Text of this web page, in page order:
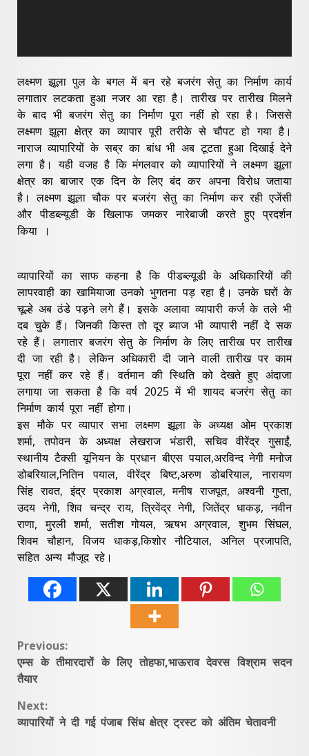
लक्ष्मण झूला पुल के बगल में बन रहे बजरंग सेतु का निर्माण कार्य
लगातार लटकता हुआ नजर आ रहा है। तारीख पर तारीख मिलने
के बाद भी बजरंग सेतु का निर्माण पूरा नहीं हो रहा है। जिससे
लक्ष्मण झूला क्षेत्र का व्यापार पूरी तरीके से चौपट हो गया है।
नाराज व्यापारियों के सब्र का बांध भी अब टूटता हुआ दिखाई देने
लगा है। यही वजह है कि मंगलवार को व्यापारियों ने लक्ष्मण झूला
क्षेत्र का बाजार एक दिन के लिए बंद कर अपना विरोध जताया
है। लक्ष्मण झूला चौक पर बजरंग सेतु का निर्माण कर रही एजेंसी
और पीडब्ल्यूडी के खिलाफ जमकर नारेबाजी करते हुए प्रदर्शन
किया ।
व्यापारियों का साफ कहना है कि पीडब्ल्यूडी के अधिकारियों की
लापरवाही का खामियाजा उनको भुगतना पड़ रहा है। उनके घरों के
चूल्हे अब ठंडे पड़ने लगे हैं। इसके अलावा व्यापारी कर्ज के तले भी
दब चुके हैं। जिनकी किस्त तो दूर ब्याज भी व्यापारी नहीं दे सक
रहे हैं। लगातार बजरंग सेतु के निर्माण के लिए तारीख पर तारीख
दी जा रही है। लेकिन अधिकारी दी जाने वाली तारीख पर काम
पूरा नहीं कर रहे हैं। वर्तमान की स्थिति को देखते हुए अंदाजा
लगाया जा सकता है कि वर्ष 2025 में भी शायद बजरंग सेतु का
निर्माण कार्य पूरा नहीं होगा।
इस मौके पर व्यापार सभा लक्ष्मण झूला के अध्यक्ष ओम प्रकाश
शर्मा, तपोवन के अध्यक्ष लेखराज भंडारी, सचिव वीरेंद्र गुसाईं,
स्थानीय टैक्सी यूनियन के प्रधान बीएस पयाल,अरविन्द नेगी मनोज
डोबरियाल,नितिन पयाल, वीरेंद्र बिष्ट,अरुण डोबरियाल, नारायण
सिंह रावत, इंद्र प्रकाश अग्रवाल, मनीष राजपूत, अश्वनी गुप्ता,
उदय नेगी, शिव चन्द्र राय, त्रिवेंद्र नेगी, जितेंद्र धाकड़, नवीन
राणा, मुरली शर्मा, सतीश गोयल, ऋषभ अग्रवाल, शुभम सिंघल,
शिवम चौहान, विजय धाकड़,किशोर नौटियाल, अनिल प्रजापति,
सहित अन्य मौजूद रहे।
Continue
Reading
Previous:
एम्स के तीमारदारों के लिए तोहफा,भाऊराव देवरस विश्राम सदन
तैयार
Next:
व्यापारियों ने दी गई पंजाब सिंध क्षेत्र ट्रस्ट को अंतिम चेतावनी